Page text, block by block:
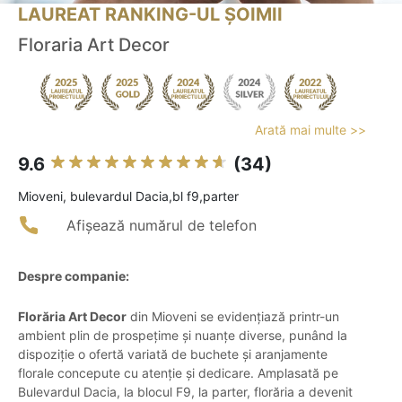
LAUREAT RANKING-UL ȘOIMII
Floraria Art Decor
Arată mai multe >>
9.6 (34)
Mioveni, bulevardul Dacia,bl f9,parter
Afișează numărul de telefon
Despre companie:
Florăria Art Decor din Mioveni se evidențiază printr-un
ambient plin de prospețime și nuanțe diverse, punând la
dispoziție o ofertă variată de buchete și aranjamente
florale concepute cu atenție și dedicare. Amplasată pe
Bulevardul Dacia, la blocul F9, la parter, florăria a devenit